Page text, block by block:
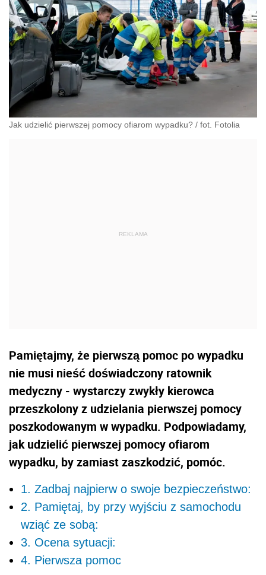
Jak udzielić pierwszej pomocy ofiarom wypadku? / fot. Fotolia
Pamiętajmy, że pierwszą pomoc po wypadku
nie musi nieść doświadczony ratownik
medyczny - wystarczy zwykły kierowca
przeszkolony z udzielania pierwszej pomocy
poszkodowanym w wypadku. Podpowiadamy,
jak udzielić pierwszej pomocy ofiarom
wypadku, by zamiast zaszkodzić, pomóc.
1. Zadbaj najpierw o swoje bezpieczeństwo:
2. Pamiętaj, by przy wyjściu z samochodu
wziąć ze sobą:
3. Ocena sytuacji:
4. Pierwsza pomoc